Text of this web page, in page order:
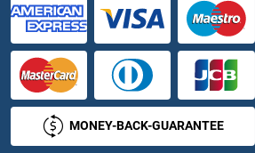
CTIF/KIAA0427 Anticorps
CTLA4 Anticorps
CTNNA1 Anticorps
CTNNA2 Anticorps
MONEY-BACK-GUARANTEE